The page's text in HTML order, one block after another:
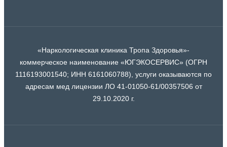
«Наркологическая клиника Тропа Здоровья»-
коммерческое наименование «ЮГЭКОСЕРВИС» (ОГРН
1116193001540; ИНН 6161060788), услуги оказываются по
адресам мед лицензии ЛО 41-01050-61/00357506 от
29.10.2020 г.